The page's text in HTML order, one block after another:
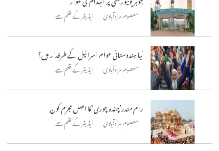
معصوم مرادآبادی ایڈیٹر کے قلم سے
کیا ہندوستانی عوام اسرائیل کے طرفدار ہیں؟
معصوم مرادآبادی ایڈیٹر کے قلم سے
رام مندر’چندہ چوری‘کا اصل مجرم کون
معصوم مرادآبادی ایڈیٹر کے قلم سے